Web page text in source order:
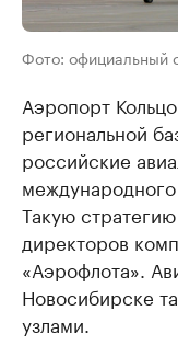
Фото: официальный
Аэропорт
региональной
российские
Такую
директоров
«Аэрофлота».
Новосибирске
узлами.